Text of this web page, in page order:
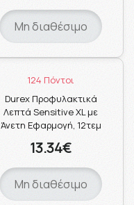
Μη διαθέσιμο
124 Πόντοι
Durex Προφυλακτικά
Λεπτά Sensitive XL με
Άνετη Εφαρμογή, 12τεμ
13.34€
Μη διαθέσιμο